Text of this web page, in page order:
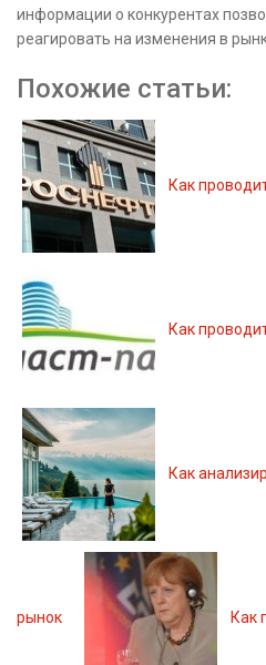
информации о конкурентах
реагировать на изменения в
Похожие статьи:
Как
Как
Как
рынок Как